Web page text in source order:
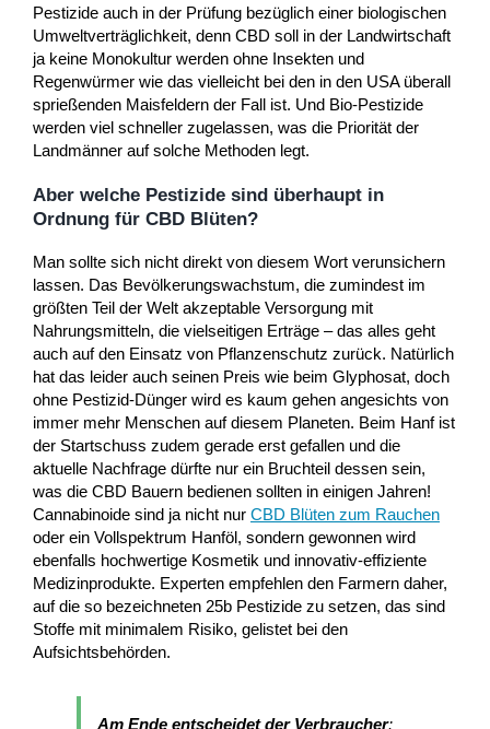
Pestizide auch in der Prüfung bezüglich einer biologischen
Umweltverträglichkeit, denn CBD soll in der Landwirtschaft
ja keine Monokultur werden ohne Insekten und
Regenwürmer wie das vielleicht bei den in den USA überall
sprießenden Maisfeldern der Fall ist. Und Bio-Pestizide
werden viel schneller zugelassen, was die Priorität der
Landmänner auf solche Methoden legt.
Aber welche Pestizide sind überhaupt in
Ordnung für CBD Blüten?
Man sollte sich nicht direkt von diesem Wort verunsichern
lassen. Das Bevölkerungswachstum, die zumindest im
größten Teil der Welt akzeptable Versorgung mit
Nahrungsmitteln, die vielseitigen Erträge – das alles geht
auch auf den Einsatz von Pflanzenschutz zurück. Natürlich
hat das leider auch seinen Preis wie beim Glyphosat, doch
ohne Pestizid-Dünger wird es kaum gehen angesichts von
immer mehr Menschen auf diesem Planeten. Beim Hanf ist
der Startschuss zudem gerade erst gefallen und die
aktuelle Nachfrage dürfte nur ein Bruchteil dessen sein,
was die CBD Bauern bedienen sollten in einigen Jahren!
Cannabinoide sind ja nicht nur CBD Blüten zum Rauchen
oder ein Vollspektrum Hanföl, sondern gewonnen wird
ebenfalls hochwertige Kosmetik und innovativ-effiziente
Medizinprodukte. Experten empfehlen den Farmern daher,
auf die so bezeichneten 25b Pestizide zu setzen, das sind
Stoffe mit minimalem Risiko, gelistet bei den
Aufsichtsbehörden.
Am Ende entscheidet der Verbraucher: